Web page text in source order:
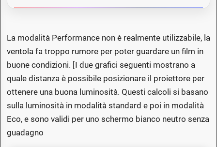
La modalità Performance non è realmente utilizzabile, la
ventola fa troppo rumore per poter guardare un film in
buone condizioni. [I due grafici seguenti mostrano a
quale distanza è possibile posizionare il proiettore per
ottenere una buona luminosità. Questi calcoli si basano
sulla luminosità in modalità standard e poi in modalità
Eco, e sono validi per uno schermo bianco neutro senza
guadagno